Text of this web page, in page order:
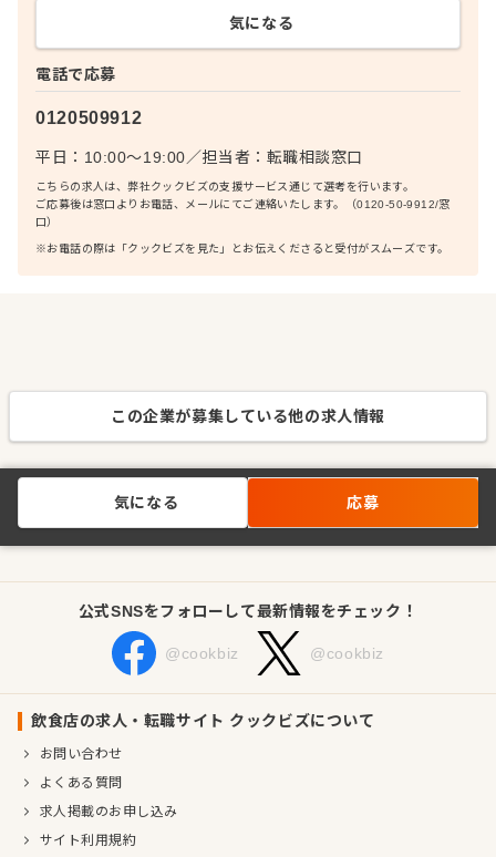
電話で応募
0120509912
平日：10:00〜19:00／担当者： 転職相談窓口
こちらの求人は、弊社クックビズの支援サービス通じて選考を行います。
ご応募後は窓口よりお電話、メールにてご連絡いたします。（0120-50-9912/窓
口）
※お電話の際は「クックビズを見た」とお伝えくださると受付がスムーズです。
気になる
この企業が募集している他の求人情報
気になる 応募
公式SNSをフォローして最新情報をチェック！
@cookbiz @cookbiz
飲食店の求人・転職サイト クックビズについて
お問い合わせ
よくある質問
求人掲載のお申し込み
サイト利用規約